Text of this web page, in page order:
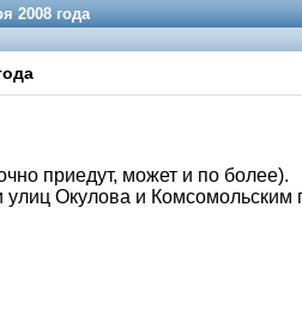
2008 года
приедут, может и по более).
Окулова и